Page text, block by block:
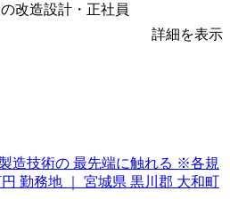
改造設計・正社員
詳細を表示